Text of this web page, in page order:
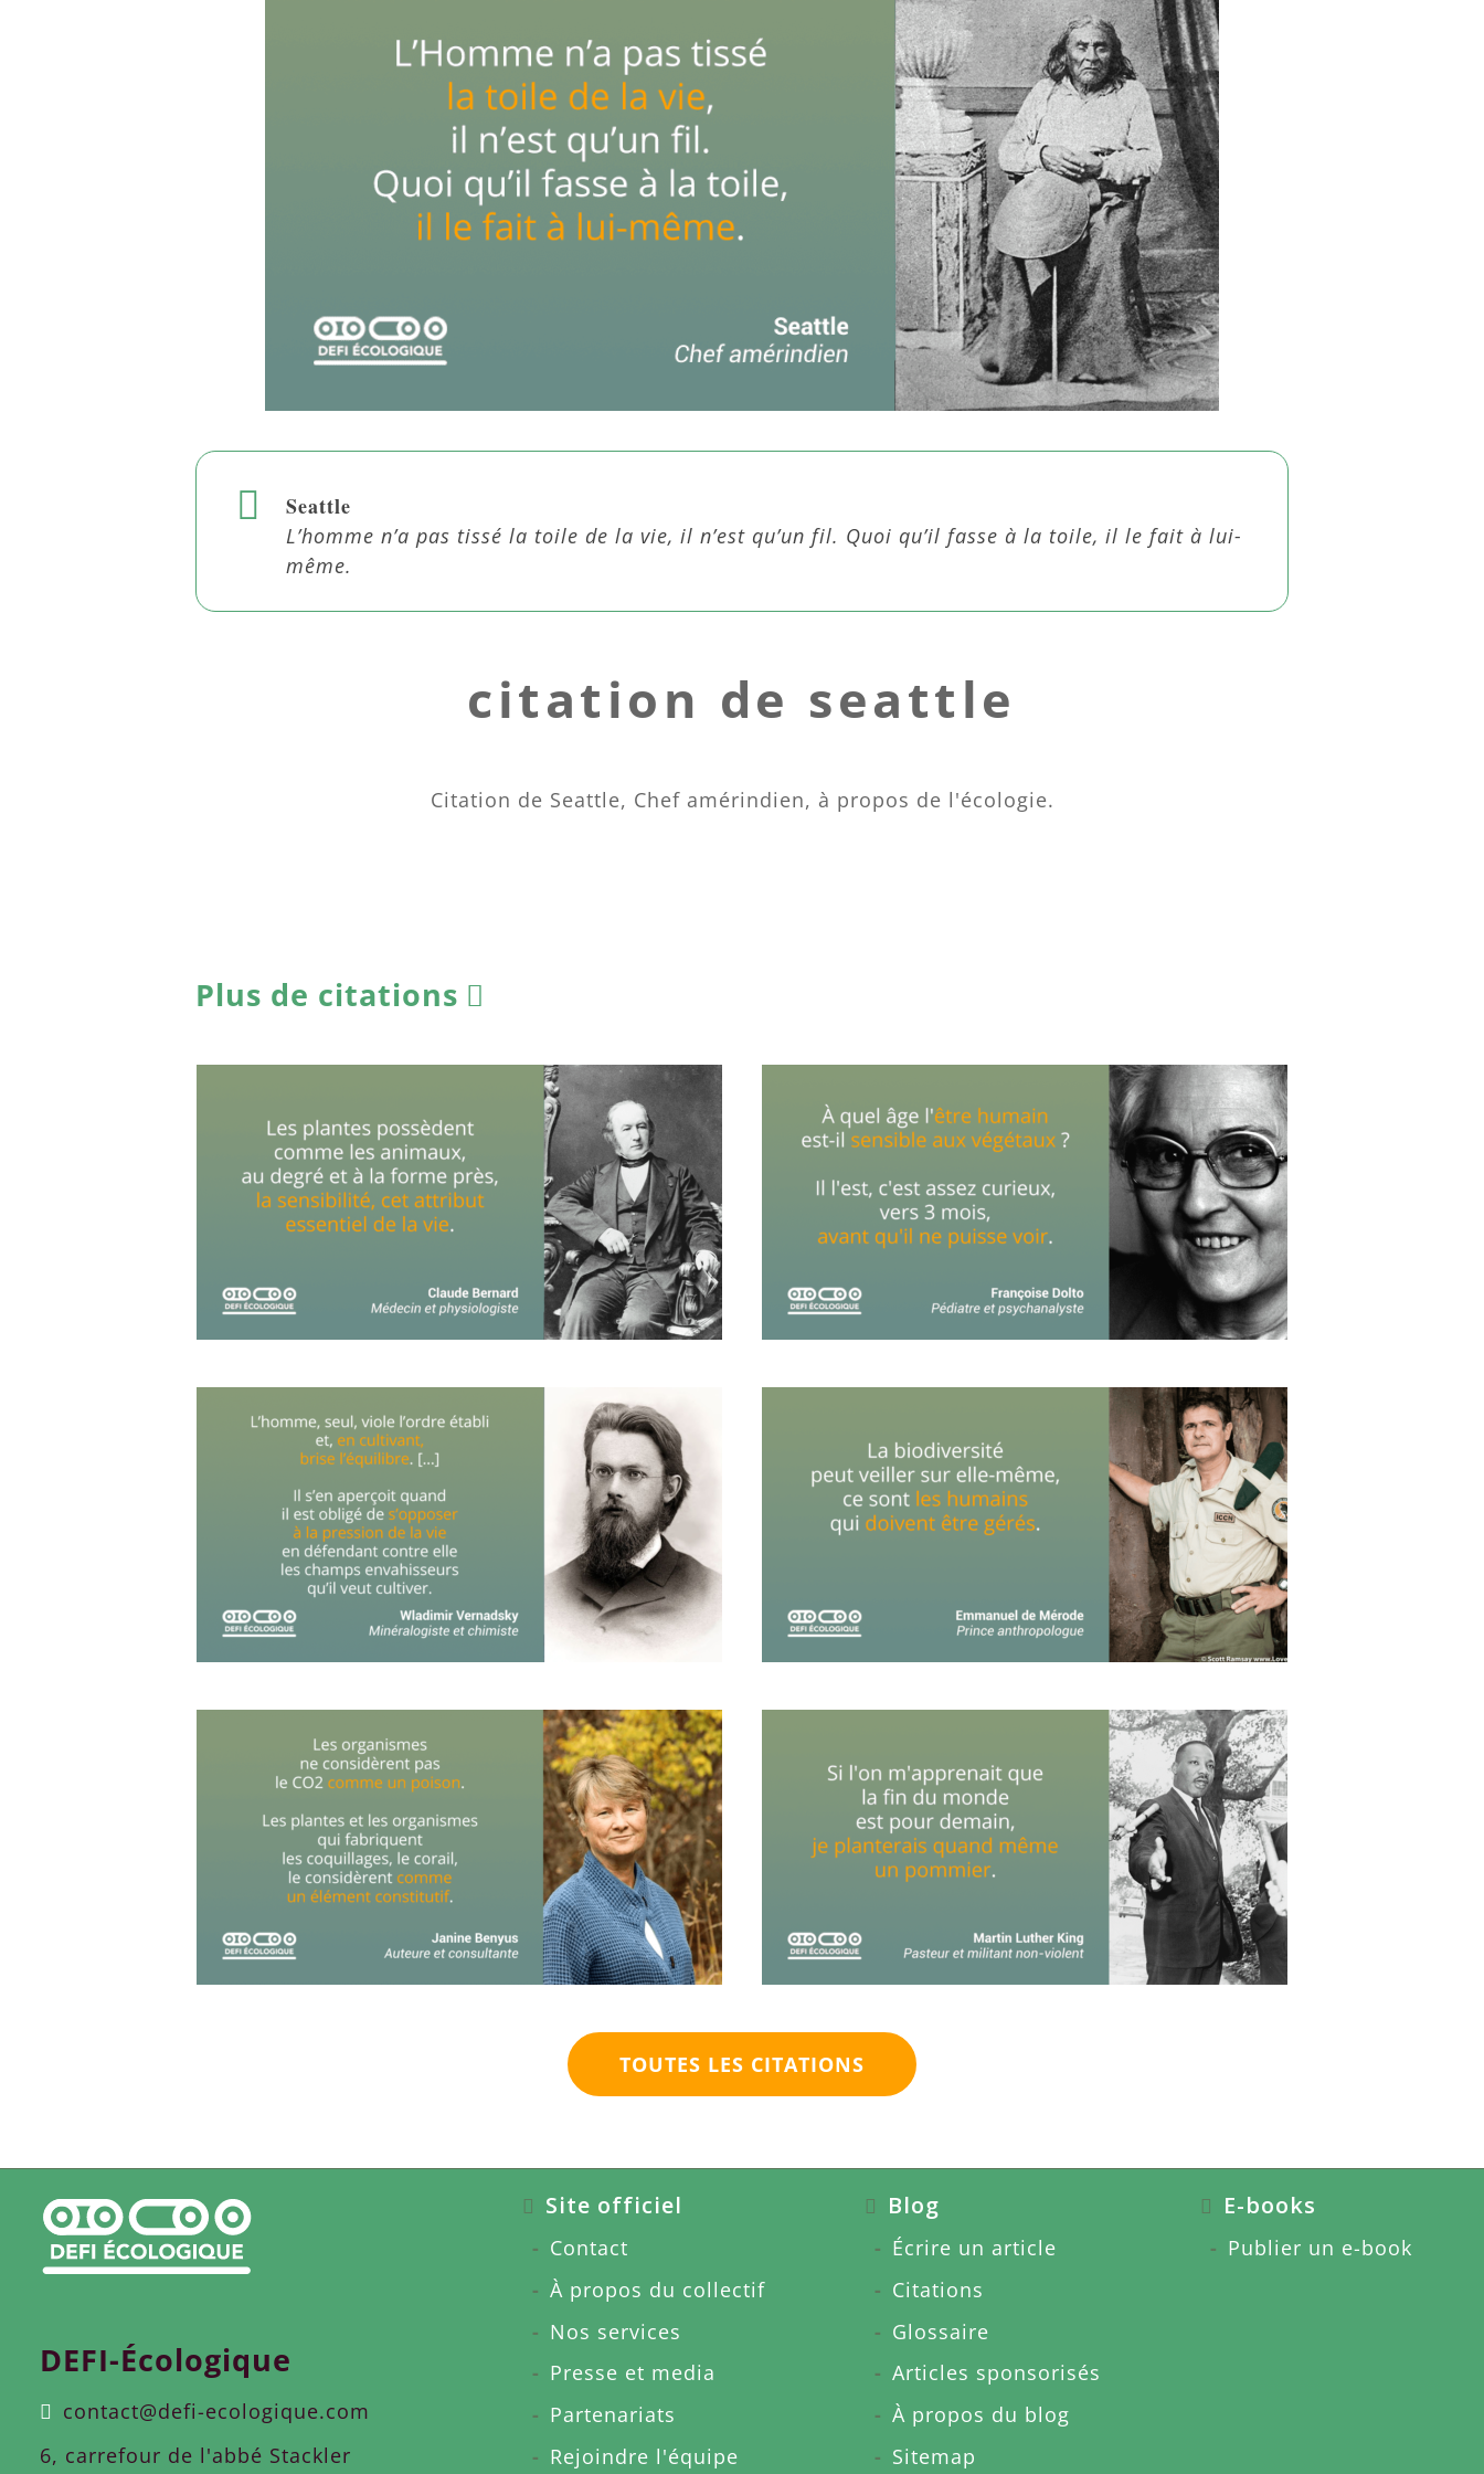
Seattle
L’homme n’a pas tissé la toile de la vie, il n’est qu’un fil. Quoi qu’il fasse à la toile, il le fait à lui-
même.
citation de seattle
Citation de Seattle, Chef amérindien, à propos de l'écologie.
Plus de citations
TOUTES LES CITATIONS
DEFI-Écologique
contact@defi-ecologique.com
6, carrefour de l'abbé Stackler
Site officiel
Contact
À propos du collectif
Nos services
Presse et media
Partenariats
Rejoindre l'équipe
Blog
Écrire un article
Citations
Glossaire
Articles sponsorisés
À propos du blog
Sitemap
E-books
Publier un e-book